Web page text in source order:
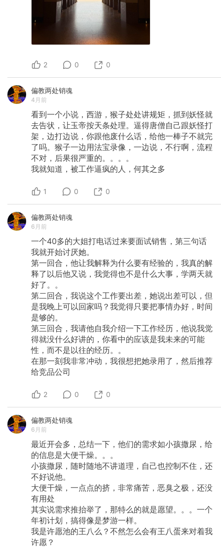
2 0 0
偏教两处销魂
4月前
看到一个小说，西游，猴子处处讲规矩，抓到妖怪就
去告状，让玉帝按天条处理。逼得唐僧自己跟妖怪打
架，边打边说，你跟他废什么话，给他一棒子不就完
了吗。猴子一边用法宝录像，一边说，不行啊，流程
不对，后果很严重的。。。。
我就知道，被工作逼疯的人，何其之多
1 0 0
偏教两处销魂
6月前
一个40多的大姐打电话过来要面试销售，第三句话
我就开始讨厌她。
第一回合，他让我解释为什么要有经验的，我真的解
释了以后他又说，我觉得也不是什么大事，学两天就
好了。。
第二回合，我说这个工作要出差，她说出差可以，但
是我晚上可以回家吗？我觉得只要把事情办好，时间
是够的。
第三回合，我请他自我介绍一下工作经历，他说我觉
得就没什么好讲的，你看中的应该是我未来的可能
性，而不是以往的经历。。
在那一刻我非常冲动，我很想把她录用了，然后推荐
给竞品公司
2 0 0
偏教两处销魂
6月前
最近开会多，总结一下，他们的需求如小孩撒尿，给
的信息是大便干燥。。。
小孩撒尿，随时随地不讲道理，自己也控制不住，还
不好说他。
大便干燥，一点点的挤，非常痛苦，恶臭之极，还没
有用处
其实说需求推抬举了，那特么的就是愿望。。。一个
年初计划，搞得像是梦游一样。
我是许愿池的王八么？不然怎么会有王八蛋来对着我
许愿？